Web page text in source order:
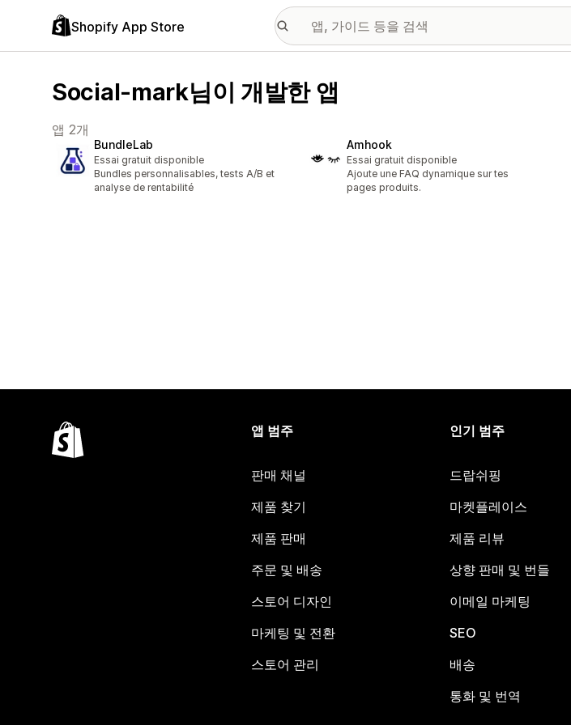
Shopify App Store
Social-mark님이 개발한 앱
앱 2개
BundleLab
Essai gratuit disponible
Bundles personnalisables, tests A/B et
analyse de rentabilité
Amhook
Essai gratuit disponible
Ajoute une FAQ dynamique sur tes
pages produits.
앱 범주
판매 채널
제품 찾기
제품 판매
주문 및 배송
스토어 디자인
마케팅 및 전환
스토어 관리
인기 범주
드랍쉬핑
마켓플레이스
제품 리뷰
상향 판매 및 번들
이메일 마케팅
SEO
배송
통화 및 번역